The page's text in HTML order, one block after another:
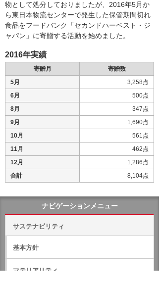
物として処分しておりましたが、2016年5月か
ら東日本物流センターで発生した保管期間切れ
食品をフードバンク「セカンドハーベスト・ジ
ャパン」に寄贈する活動を始めました。
2016年実績
寄贈月
寄贈数
5月
3,258点
6月
500点
8月
347点
9月
1,690点
10月
561点
11月
462点
12月
1,286点
合計
8,104点
ナビゲーションメニュー
サステナビリティ
基本方針
マテリアリティ